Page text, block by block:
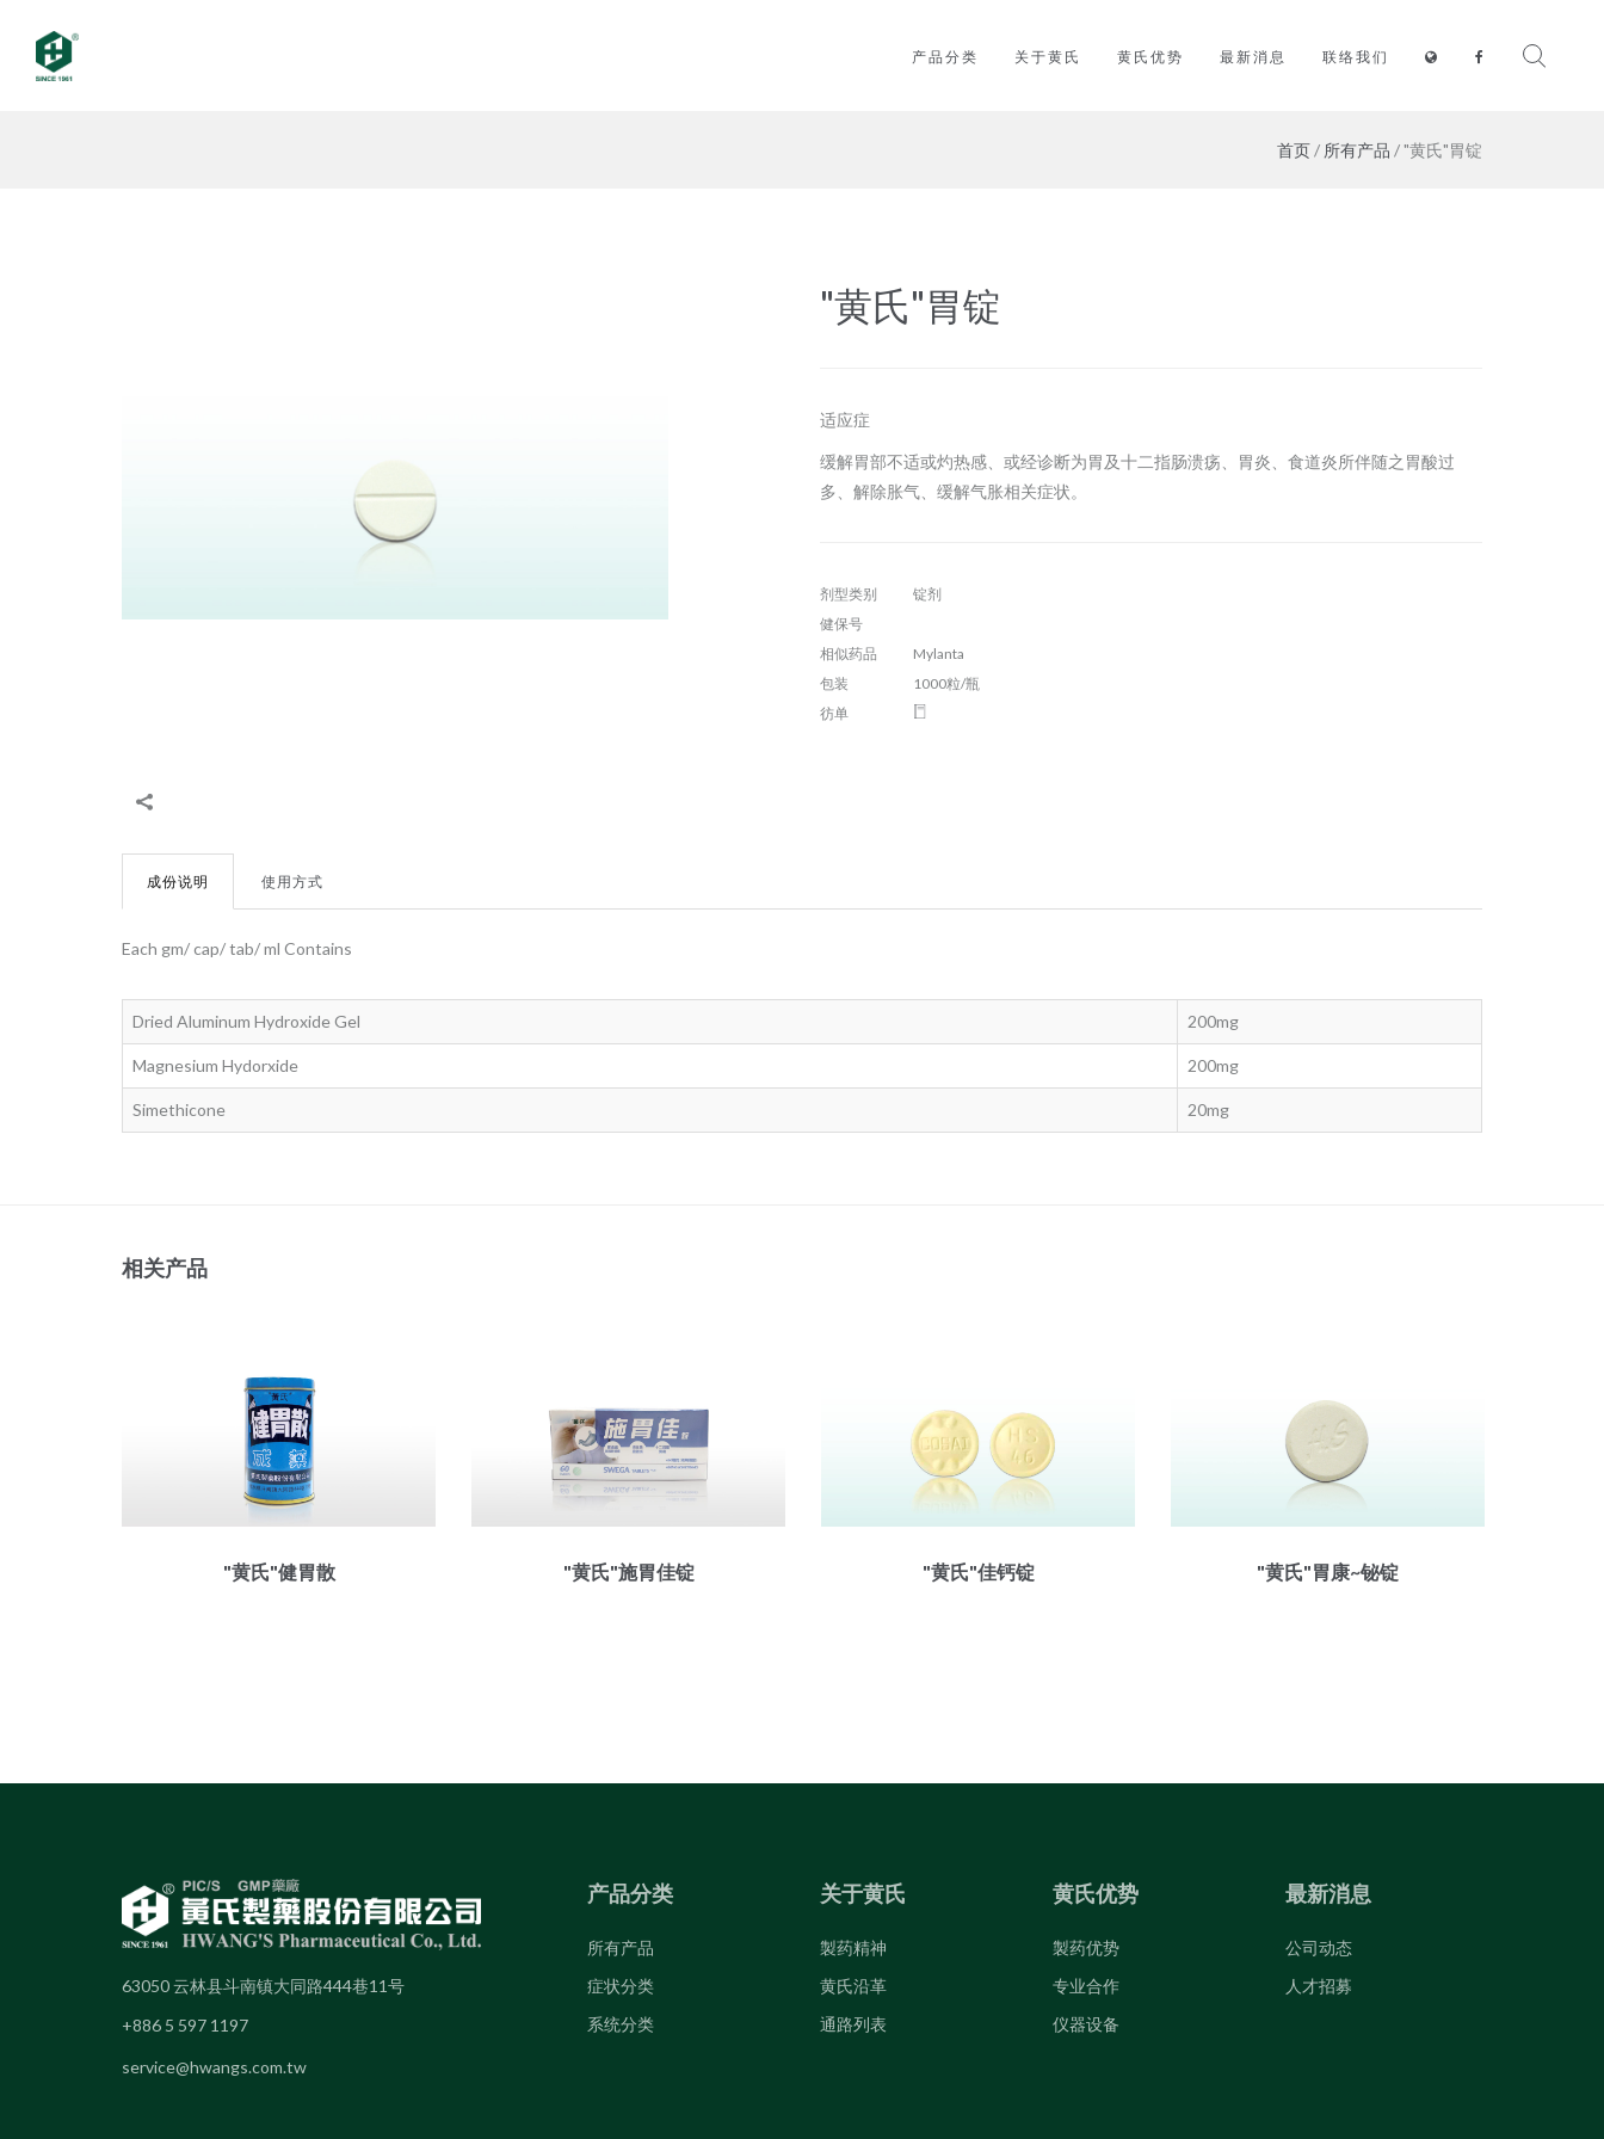
产品分类 关于黄氏 黄氏优势 最新消息 联络我们
首页/ 所有产品 / "黄氏"胃锭
"黄氏"胃锭
适应症
缓解胃部不适或灼热感、或经诊断为胃及十二指肠溃疡、胃炎、食道炎所伴随之胃酸过
多、解除胀气、缓解气胀相关症状。
剂型类别
锭剂
健保号
相似药品
Mylanta
包装
1000粒/瓶
彷单
成份说明 使用方式
Each gm/ cap/ tab/ ml Contains
Dried Aluminum Hydroxide Gel 200mg
Magnesium Hydorxide 200mg
Simethicone 20mg
相关产品
"黄氏"健胃散 "黄氏"施胃佳锭 "黄氏"佳钙锭 "黄氏"胃康~铋锭
63050 云林县斗南镇大同路444巷11号
+886 5 597 1197
service@hwangs.com.tw
产品分类
所有产品
症状分类
系统分类
关于黄氏
製药精神
黄氏沿革
通路列表
黄氏优势
製药优势
专业合作
仪器设备
最新消息
公司动态
人才招募